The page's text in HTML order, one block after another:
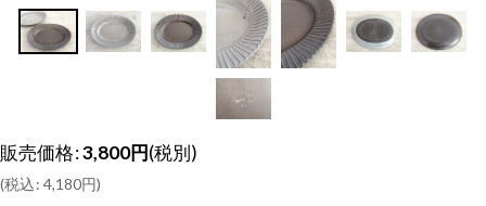
販売価格:3,800円(税別)
(税込: 4,180円)